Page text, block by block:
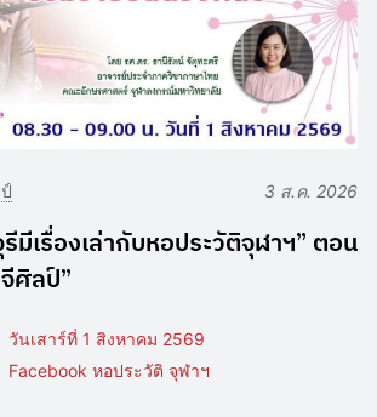
3 ส.ค. 2026
มีเรื่องเล่ากับหอประวัติจุฬาฯ” ตอน
ศิลป์”
วันเสาร์ที่ 1 สิงหาคม 2569
Facebook หอประวัติ จุฬาฯ